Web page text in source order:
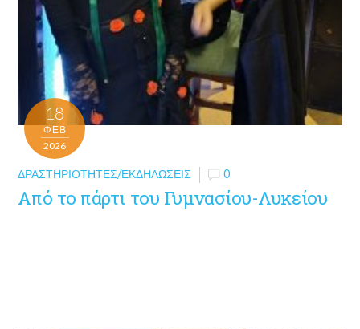
18
ΦΕΒ
2026
ΔΡΑΣΤΗΡΙΌΤΗΤΕΣ/ΕΚΔΗΛΏΣΕΙΣ 0
Από το πάρτι του Γυμνασίου-Λυκείου